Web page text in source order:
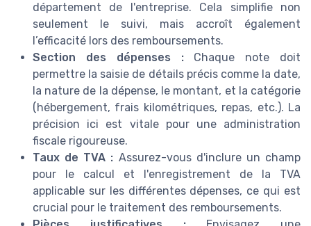
département de l'entreprise. Cela simplifie non
seulement le suivi, mais accroît également
l’efficacité lors des remboursements.
Section des dépenses :Chaque note doit
permettre la saisie de détails précis comme la date,
la nature de la dépense, le montant, et la catégorie
(hébergement, frais kilométriques, repas, etc.). La
précision ici est vitale pour une administration
fiscale rigoureuse.
Taux de TVA : Assurez-vous d'inclure un champ
pour le calcul et l'enregistrement de la TVA
applicable sur les différentes dépenses, ce qui est
crucial pour le traitement des remboursements.